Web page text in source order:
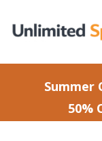
Summer
50%